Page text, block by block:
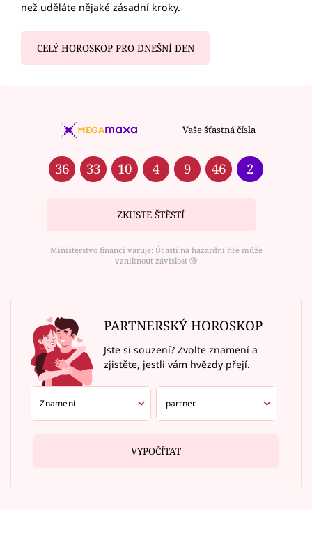
než uděláte nějaké zásadní kroky.
CELÝ HOROSKOP PRO DNEŠNÍ DEN
Vaše šťastná čísla
36 33 10 4 9 46 2
ZKUSTE ŠTĚSTÍ
Ministerstvo financí varuje: Účastí na hazardní hře může
vzniknout závislost ⑱
PARTNERSKÝ HOROSKOP
Jste si souzení? Zvolte znamení a
zjistěte, jestli vám hvězdy přejí.
VYPOČÍTAT